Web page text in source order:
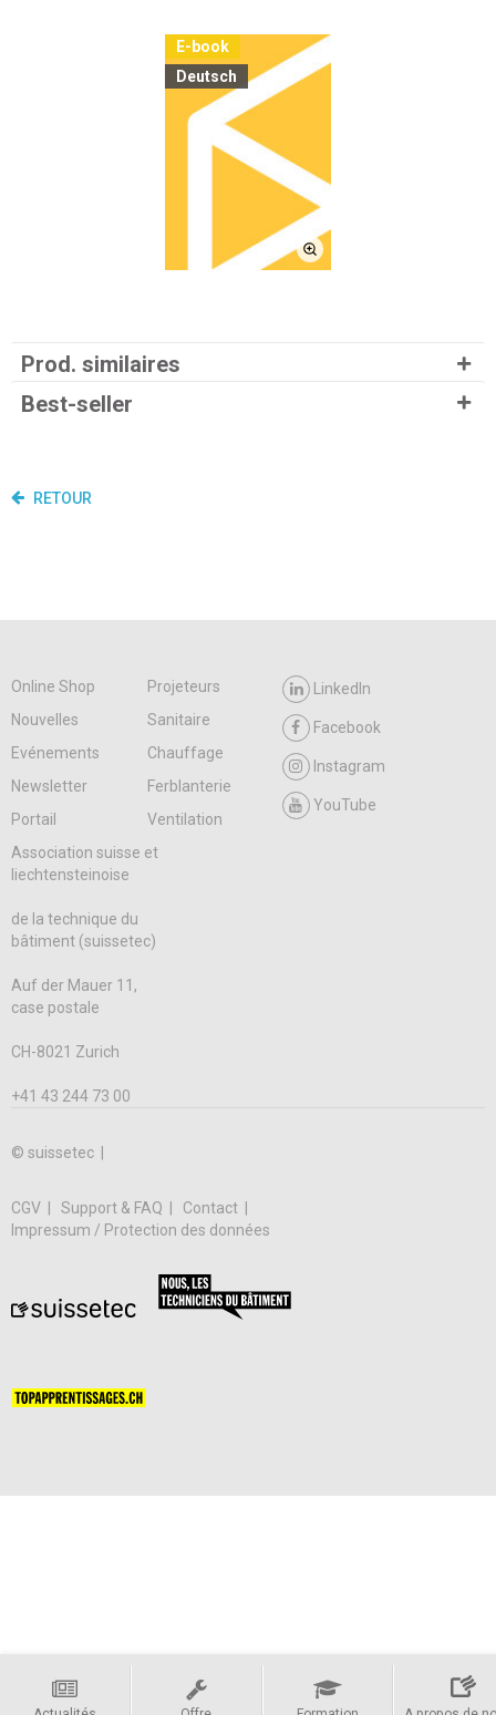
E-book
Deutsch
Prod. similaires
Best-seller
RETOUR
Online Shop
Projeteurs
Nouvelles
Sanitaire
Evénements
Chauffage
Newsletter
Ferblanterie
Portail
Ventilation
LinkedIn
Facebook
Instagram
YouTube
Association suisse et
liechtensteinoise
de la technique du
bâtiment (suissetec)
Auf der Mauer 11,
case postale
CH-8021 Zurich
+41 43 244 73 00
© suissetec |
CGV Support & FAQ
Contact
Impressum / Protection des données